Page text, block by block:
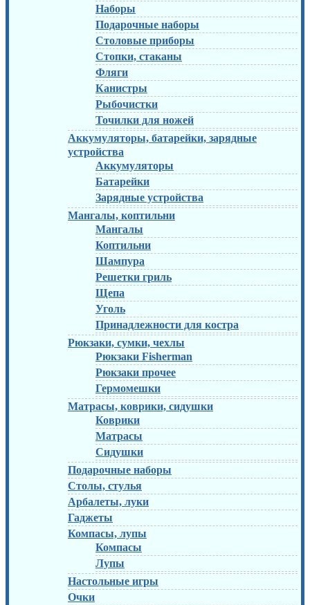
Наборы
Подарочные наборы
Столовые приборы
Стопки, стаканы
Фляги
Канистры
Рыбочистки
Точилки для ножей
Аккумуляторы, батарейки, зарядные
устройства
Аккумуляторы
Батарейки
Зарядные устройства
Мангалы, коптильни
Мангалы
Коптильни
Шампура
Решетки гриль
Щепа
Уголь
Принадлежности для костра
Рюкзаки, сумки, чехлы
Рюкзаки Fisherman
Рюкзаки прочее
Гермомешки
Матрасы, коврики, сидушки
Коврики
Матрасы
Сидушки
Подарочные наборы
Столы, стулья
Арбалеты, луки
Гаджеты
Компасы, лупы
Компасы
Лупы
Настольные игры
Очки